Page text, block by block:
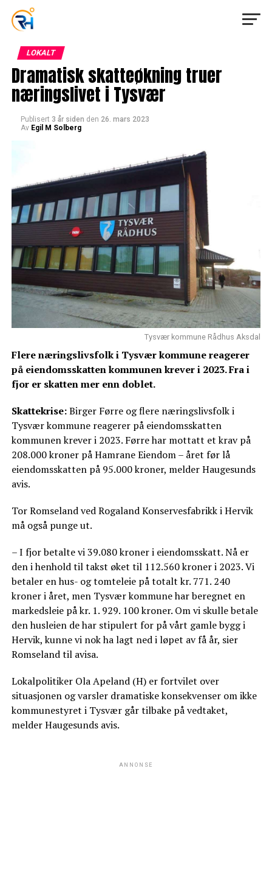
LOKALT
Dramatisk skatteøkning truer
næringslivet i Tysvær
Publisert 3 år siden den 26. mars 2023
Av Egil M Solberg
Tysvær kommune Rådhus Aksdal
Flere næringslivsfolk i Tysvær kommune reagerer
på eiendomsskatten kommunen krever i 2023. Fra i
fjor er skatten mer enn doblet.
Skattekrise:Birger Førre og flere næringslivsfolk i
Tysvær kommune reagerer på eiendomsskatten
kommunen krever i 2023. Førre har mottatt et krav på
208.000 kroner på Hamrane Eiendom – året før lå
eiendomsskatten på 95.000 kroner, melder Haugesunds
avis.
Tor Romseland ved Rogaland Konservesfabrikk i Hervik
må også punge ut.
– I fjor betalte vi 39.080 kroner i eiendomsskatt. Nå er
den i henhold til takst øket til 112.560 kroner i 2023. Vi
betaler en hus- og tomteleie på totalt kr. 771. 240
kroner i året, men Tysvær kommune har beregnet en
markedsleie på kr. 1. 929. 100 kroner. Om vi skulle betale
den husleien de har stipulert for på vårt gamle bygg i
Hervik, kunne vi nok ha lagt ned i løpet av få år, sier
Romseland til avisa.
Lokalpolitiker Ola Apeland (H) er fortvilet over
situasjonen og varsler dramatiske konsekvenser om ikke
kommunestyret i Tysvær går tilbake på vedtaket,
melder Haugesunds avis.
ANNONSE